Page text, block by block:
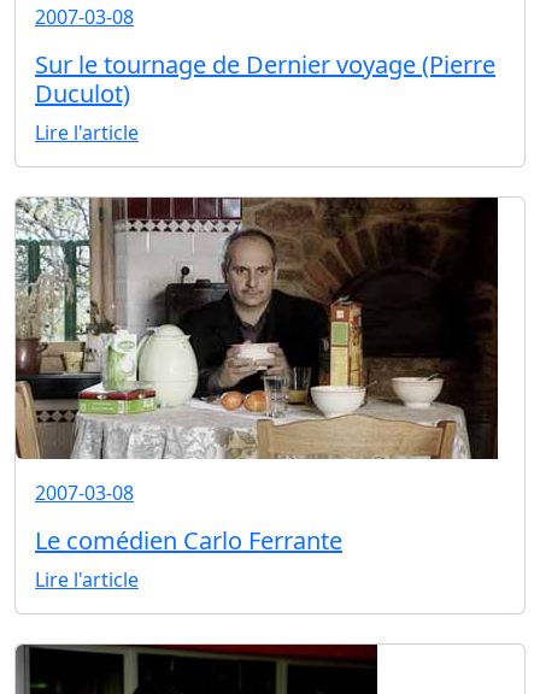
2007-03-08
Sur le tournage de Dernier voyage (Pierre
Duculot)
Lire l'article
2007-03-08
Le comédien Carlo Ferrante
Lire l'article